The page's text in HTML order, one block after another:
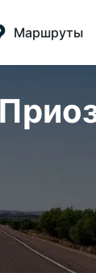
Маршруты